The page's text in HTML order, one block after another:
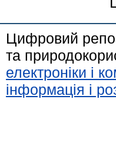
Цифровий
та
електроніки і
інформація і